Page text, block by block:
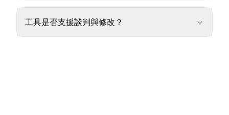
工具是否支援談判與修改？